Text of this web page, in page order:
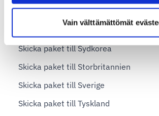
Vain välttämättömät
Skicka paket till Saudiarabien
Skicka paket till Sydkorea
Skicka paket till Storbritannien
Skicka paket till Sverige
Skicka paket till Tyskland